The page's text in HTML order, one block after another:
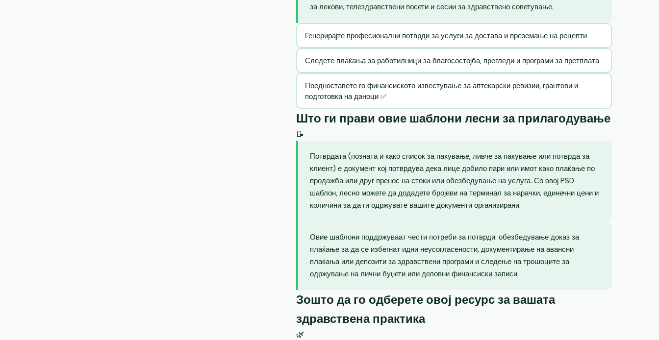
за лекови, телездравствени посети и сесии за здравствено советување.
Генерирајте професионални потврди за услуги за достава и преземање на рецепти
Следете плаќања за работилници за благосостојба, прегледи и програми за претплата
Поедноставете го финансиското известување за аптекарски ревизии, грантови и
подготовка на даноци ✅
Што ги прави овие шаблони лесни за прилагодување
📝
Потврдата (позната и како список за пакување, ливче за пакување или потврда за
клиент) е документ кој потврдува дека лице добило пари или имот како плаќање по
продажба или друг пренос на стоки или обезбедување на услуга. Со овој PSD
шаблон, лесно можете да додадете бројеви на терминал за нарачки, единечни цени и
количини за да ги одржувате вашите документи организирани.
Овие шаблони поддржуваат чести потреби за потврди: обезбедување доказ за
плаќање за да се избегнат идни неусогласености, документирање на авансни
плаќања или депозити за здравствени програми и следење на трошоците за
одржување на лични буџети или деловни финансиски записи.
Зошто да го одберете овој ресурс за вашата
здравствена практика
🌿